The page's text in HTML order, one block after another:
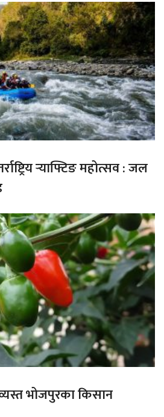
र्‍याफ्टिङ महोत्सव : जल
भोजपुरका किसान